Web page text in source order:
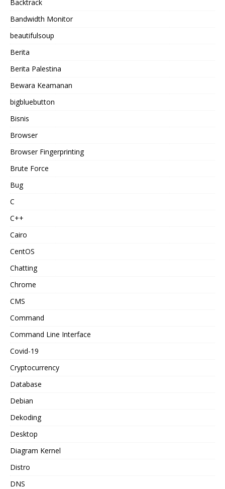
Backtrack
Bandwidth Monitor
beautifulsoup
Berita
Berita Palestina
Bewara Keamanan
bigbluebutton
Bisnis
Browser
Browser Fingerprinting
Brute Force
Bug
C
C++
Cairo
CentOS
Chatting
Chrome
CMS
Command
Command Line Interface
Covid-19
Cryptocurrency
Database
Debian
Dekoding
Desktop
Diagram Kernel
Distro
DNS